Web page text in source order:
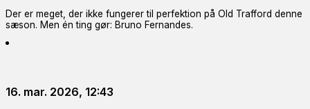
Der er meget, der ikke fungerer til perfektion på Old Trafford denne
sæson. Men én ting gør: Bruno Fernandes.
16. mar. 2026, 12:43